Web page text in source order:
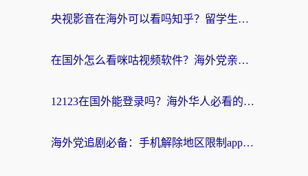
央视影音在海外可以看吗知乎？留学生亲测：3步解决地域限制+追剧自由
在国外怎么看咪咕视频软件？海外党亲测有效的回国加速方案
12123在国外能登录吗？海外华人必看的回国加速实用指南
海外党追剧必备：手机解除地区限制app怎么选？解决央视视频&国内剧地区限制全指南